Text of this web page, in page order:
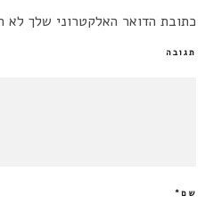
כתובת הדואר האלקטרוני שלך לא
תגובה
שם*